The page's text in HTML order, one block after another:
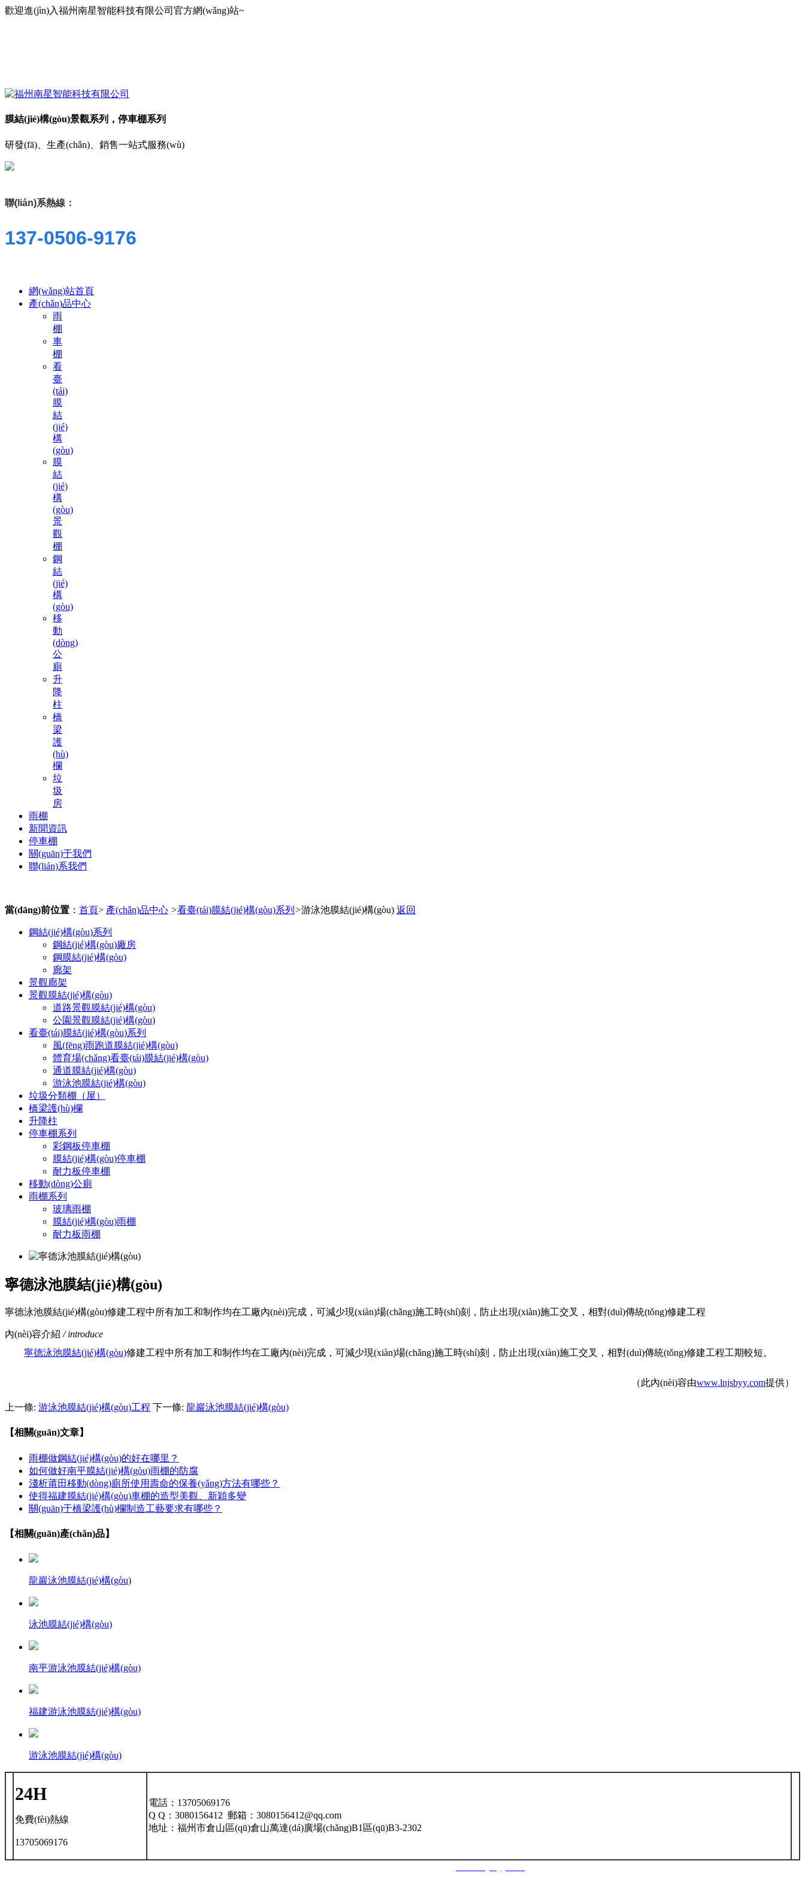
歡迎進(jìn)入福州南星智能科技有限公司官方網(wǎng)站~
膜結(jié)構(gòu)景觀系列，停車棚系列
研發(fā)、生產(chǎn)、銷售一站式服務(wù)
聯(lián)系熱線：
137-0506-9176
網(wǎng)站首頁
產(chǎn)品中心
雨
棚
車
棚
看
臺
(tái)
膜
結
(jié)
構
(gòu)
膜
結
(jié)
構
(gòu)
景
觀
棚
鋼
結
(jié)
構
(gòu)
移
動
(dòng)
公
廁
升
降
柱
橋
梁
護
(hù)
欄
垃
圾
房
雨棚
新聞資訊
停車棚
關(guān)于我們
聯(lián)系我們
當(dāng)前位置 ： 首頁> 產(chǎn)品中心 >看臺(tái)膜結(jié)構(gòu)系列 >游泳池膜結(jié)構(gòu) 返回
鋼結(jié)構(gòu)系列
鋼結(jié)構(gòu)廠房
鋼膜結(jié)構(gòu)
廊架
景觀廊架
景觀膜結(jié)構(gòu)
道路景觀膜結(jié)構(gòu)
公園景觀膜結(jié)構(gòu)
看臺(tái)膜結(jié)構(gòu)系列
風(fēng)雨跑道膜結(jié)構(gòu)
體育場(chǎng)看臺(tái)膜結(jié)構(gòu)
通道膜結(jié)構(gòu)
游泳池膜結(jié)構(gòu)
垃圾分類棚（屋）
橋梁護(hù)欄
升降柱
停車棚系列
彩鋼板停車棚
膜結(jié)構(gòu)停車棚
耐力板停車棚
移動(dòng)公廁
雨棚系列
玻璃雨棚
膜結(jié)構(gòu)雨棚
耐力板雨棚
寧德泳池膜結(jié)構(gòu)
寧德泳池膜結(jié)構(gòu)修建工程中所有加工和制作均在工廠內(nèi)完成，可減少現(xiàn)場(chǎng)施工時(shí)刻，防止出現(xiàn)施工交叉，相對(duì)傳統(tǒng)修建工程
內(nèi)容介紹 / introduce
寧德泳池膜結(jié)構(gòu)修建工程中所有加工和制作均在工廠內(nèi)完成，可減少現(xiàn)場(chǎng)施工時(shí)刻，防止出現(xiàn)施工交叉，相對(duì)傳統(tǒng)修建工程工期較短。
（此內(nèi)容由www.lnjsbyy.com提供）
上一條: 游泳池膜結(jié)構(gòu)工程 下一條: 龍巖泳池膜結(jié)構(gòu)
【相關(guān)文章】
雨棚做鋼結(jié)構(gòu)的好在哪里？
如何做好南平膜結(jié)構(gòu)雨棚的防腐
淺析莆田移動(dòng)廁所使用壽命的保養(yǎng)方法有哪些？
使得福建膜結(jié)構(gòu)車棚的造型美觀、新穎多變
關(guān)于橋梁護(hù)欄制造工藝要求有哪些？
【相關(guān)產(chǎn)品】
龍巖泳池膜結(jié)構(gòu)
泳池膜結(jié)構(gòu)
南平游泳池膜結(jié)構(gòu)
福建游泳池膜結(jié)構(gòu)
游泳池膜結(jié)構(gòu)
24H
免費(fèi)熱線
13705069176
電話：13705069176
Q Q：3080156412 郵箱：3080156412@qq.com
地址：福州市倉山區(qū)倉山萬達(dá)廣場(chǎng)B1區(qū)B3-2302